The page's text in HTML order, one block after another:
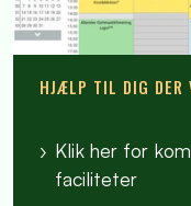
HJÆLP TIL DIG DER
Klik her for
faciliteter